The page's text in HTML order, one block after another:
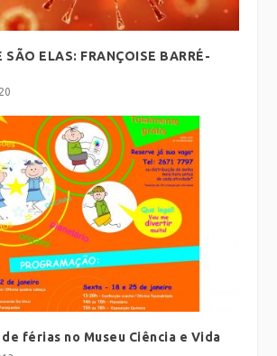
SÃO ELAS: FRANÇOISE BARRÉ-
férias no Museu Ciência e Vida